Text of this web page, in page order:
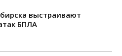
выстраивают
БПЛА